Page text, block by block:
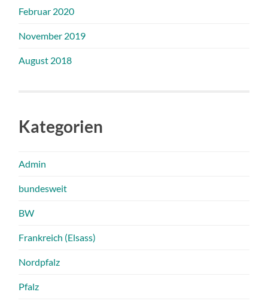
Februar 2020
November 2019
August 2018
Kategorien
Admin
bundesweit
BW
Frankreich (Elsass)
Nordpfalz
Pfalz